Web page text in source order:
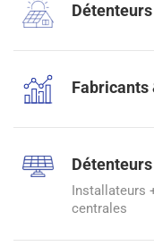
Fabricants
Installateurs
centrales